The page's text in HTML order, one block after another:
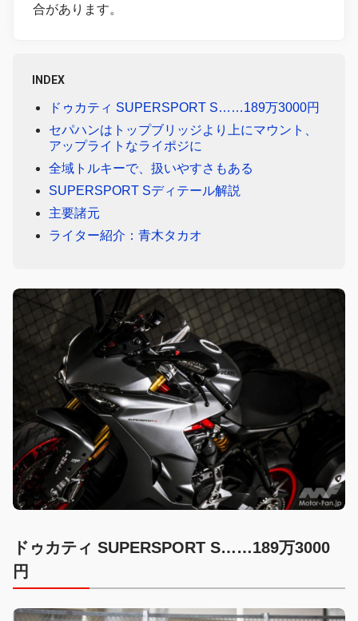
合があります。
INDEX
ドゥカティ SUPERSPORT S……189万3000円
セパハンはトップブリッジより上にマウント、
アップライトなライポジに
全域トルキーで、扱いやすさもある
SUPERSPORT Sディテール解説
主要諸元
ライター紹介：青木タカオ
ドゥカティ SUPERSPORT S……189万3000
円